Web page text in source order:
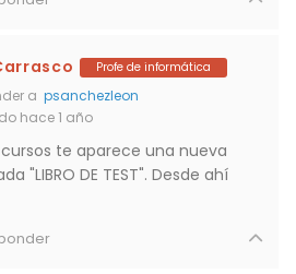
Profe de informática
a psanchezleon
hace 1 año
te aparece una nueva
"LIBRO DE TEST". Desde ahí